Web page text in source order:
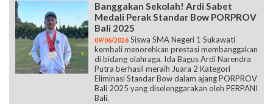
Banggakan Sekolah! Ardi Sabet
Medali Perak Standar Bow PORPROV
Bali 2025
09/06/2026 Siswa SMA Negeri 1 Sukawati
kembali menorehkan prestasi membanggakan
di bidang olahraga. Ida Bagus Ardi Narendra
Putra berhasil meraih Juara 2 Kategori
Eliminasi Standar Bow dalam ajang PORPROV
Bali 2025 yang diselenggarakan oleh PERPANI
Bali.